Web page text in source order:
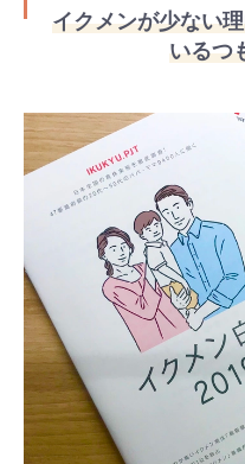
イクメンが少ない
いるつ